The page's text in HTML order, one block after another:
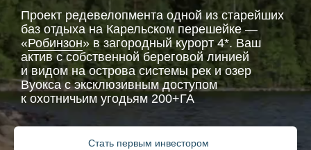
Проект редевелопмента одной из старейших
баз отдыха на Карельском перешейке —
«Робинзон» в загородный курорт 4*. Ваш
актив с собственной береговой линией
и видом на острова системы рек и озер
Вуокса с эксклюзивным доступом
к охотничьим угодьям 200+ГА
Стать первым инвестором